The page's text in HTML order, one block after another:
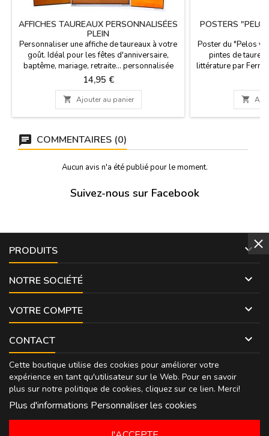
AFFICHES TAUREAUX PERSONNALISÉES
PLEIN
Personnaliser une affiche de taureaux à votre
goût. Idéal pour les fêtes d'anniversaire,
baptême, mariage, retraite... personnalisée
avec la date, l'heure, le bétail et les noms que
vous voulez. Dans la dernière image de la
galerie, les champs personnalisés sont
affichés.Taille: 56 x 97 cm papier 80 gms.
Prix
14,95 €
 Ajouter au panier
POSTERS
Poster du "Pelos y
pintes ​​de
littérature par
avec différents
rayures à la fois
des taureaux,
bleu, bociblanco,

COMMENTAIRES (0)
Aucun avis n'a été publié pour le moment.
Suivez-nous sur Facebook
PRODUITS 
NOTRE SOCIÉTÉ 
VOTRE COMPTE 
CONTACT 
Cette boutique utilise des cookies pour améliorer votre
expérience en tant qu'utilisateur sur le Web. Pour en savoir
plus sur notre politique de cookies, cliquez sur ce lien. Merci!
Plus d'informations Personnaliser les cookies